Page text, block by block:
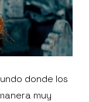
donde los
muy